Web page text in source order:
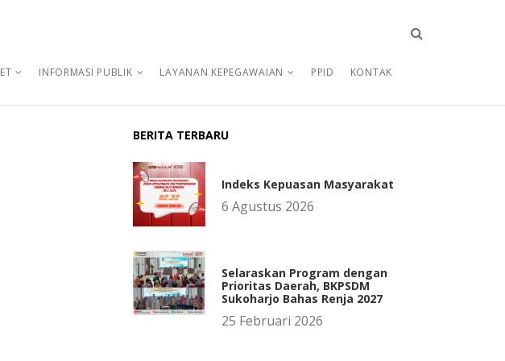
INFORMASI PUBLIK LAYANAN KEPEGAWAIAN PPID KONTAK
BERITA TERBARU
Indeks Kepuasan Masyarakat
6 Agustus 2026
Selaraskan Program dengan
Prioritas Daerah, BKPSDM
Sukoharjo Bahas Renja 2027
25 Februari 2026